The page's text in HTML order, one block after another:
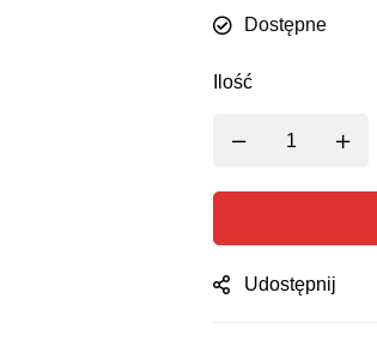
Dostępne
Ilość
Udostępnij